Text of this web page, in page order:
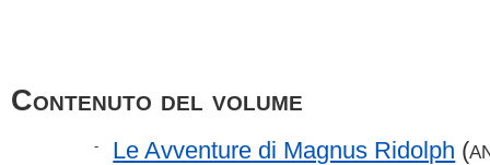
Contenuto del volume
- Le Avventure di Magnus Ridolph (